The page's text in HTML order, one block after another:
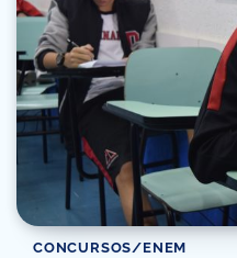
CONCURSOS/ENEM